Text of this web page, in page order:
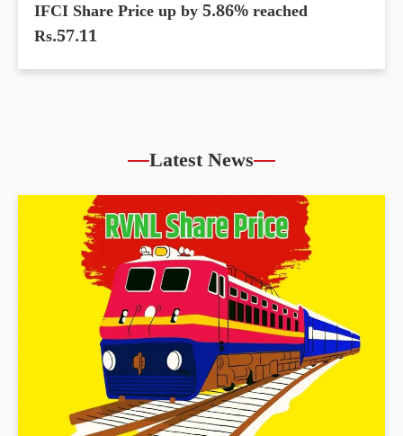
IFCI Share Price up by 5.86% reached
Rs.57.11
Latest News